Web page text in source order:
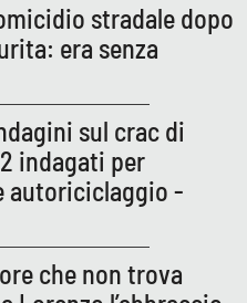
stradale dopo
era senza
sul crac di
indagati per
autoriciclaggio -
che non trova